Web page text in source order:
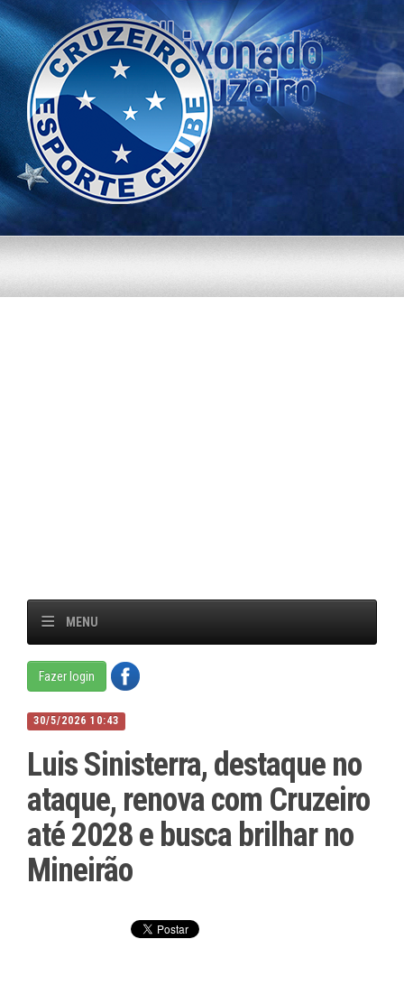
MENU
Fazer login
30/5/2026 10:43
Luis Sinisterra, destaque no
ataque, renova com Cruzeiro
até 2028 e busca brilhar no
Mineirão